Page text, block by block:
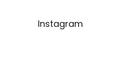
Instagram